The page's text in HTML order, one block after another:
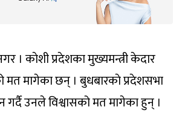
। काेशी प्रदेशका मुख्यमन्त्री केदार
मत मागेका छन् । बुधबारकाे प्रदेशसभा
उनले विश्वासको मत मागेका हुन् ।